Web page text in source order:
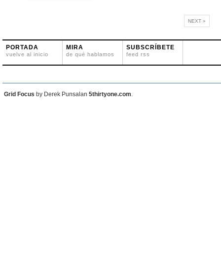
NEXT »
PORTADA
vuelve al inicio
MIRA
de qué hablamos
SUBSCRÍBETE
feed rss
Grid Focus by Derek Punsalan 5thirtyone.com.